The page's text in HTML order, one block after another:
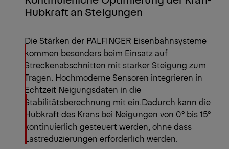
Hubkraft an Steigungen
Die Stärken der PALFINGER Eisenbahnsysteme
kommen besonders beim Einsatz auf
Streckenabschnitten mit starker Steigung zum
Tragen. Hochmoderne Sensoren integrieren in
Echtzeit Neigungsdaten in die
Stabilitätsberechnung mit ein.Dadurch kann die
Hubkraft des Krans bei Neigungen von 0° bis 15°
kontinuierlich gesteuert werden, ohne dass
Lastreduzierungen erforderlich werden.